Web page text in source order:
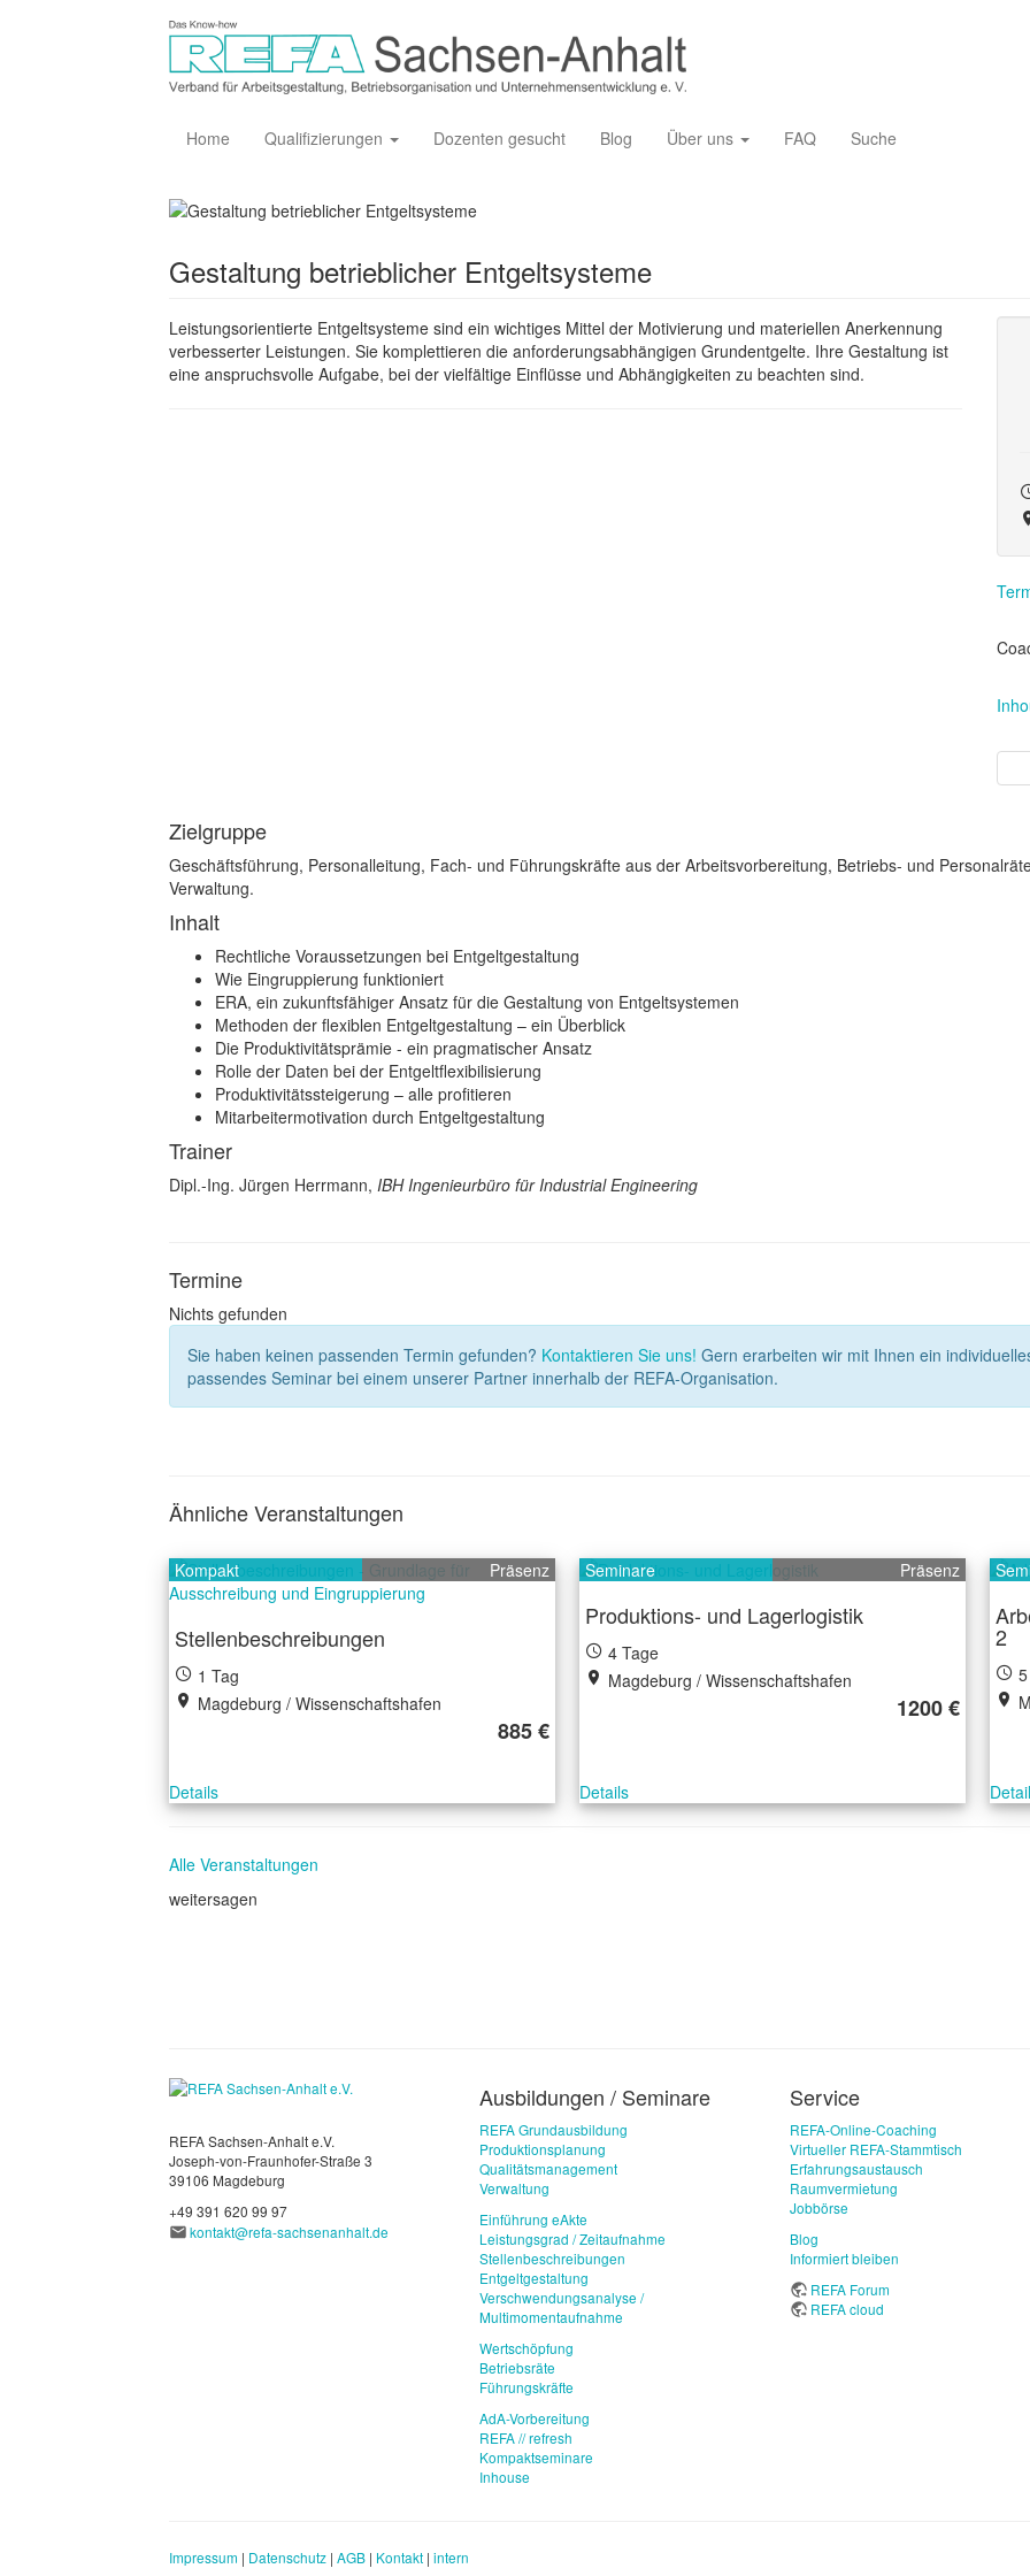
Home Qualifizierungen Dozenten gesucht Blog Über uns FAQ Suche
Gestaltung betrieblicher Entgeltsysteme
Leistungsorientierte Entgeltsysteme sind ein wichtiges Mittel der Motivierung und materiellen Anerkennung
verbesserter Leistungen. Sie komplettieren die anforderungsabhängigen Grundentgelte. Ihre Gestaltung ist
eine anspruchsvolle Aufgabe, bei der vielfältige Einflüsse und Abhängigkeiten zu beachten sind.
Zielgruppe
Geschäftsführung, Personalleitung, Fach- und Führungskräfte aus der Arbeitsvorbereitung, Betriebs- und
Verwaltung.
Inhalt
Rechtliche Voraussetzungen bei Entgeltgestaltung
Wie Eingruppierung funktioniert
ERA, ein zukunftsfähiger Ansatz für die Gestaltung von Entgeltsystemen
Methoden der flexiblen Entgeltgestaltung – ein Überblick
Die Produktivitätsprämie - ein pragmatischer Ansatz
Rolle der Daten bei der Entgeltflexibilisierung
Produktivitätssteigerung – alle profitieren
Mitarbeitermotivation durch Entgeltgestaltung
Trainer
Dipl.-Ing. Jürgen Herrmann, IBH Ingenieurbüro für Industrial Engineering
Termine
Nichts gefunden
Sie haben keinen passenden Termin gefunden? Kontaktieren Sie uns! Gern erarbeiten wir mit Ihnen ein
passendes Seminar bei einem unserer Partner innerhalb der REFA-Organisation.
Ähnliche Veranstaltungen
Kompakt Präsenz
Stellenbeschreibungen
1 Tag
Magdeburg / Wissenschaftshafen
885 €
Details
Seminare Präsenz
Produktions- und Lagerlogistik
4 Tage
Magdeburg / Wissenschaftshafen
1200 €
Details
2
Alle Veranstaltungen
weitersagen
REFA Sachsen-Anhalt e.V.
Joseph-von-Fraunhofer-Straße 3
39106 Magdeburg
+49 391 620 99 97
kontakt@refa-sachsenanhalt.de
Ausbildungen / Seminare
REFA Grundausbildung
Produktionsplanung
Qualitätsmanagement
Verwaltung
Einführung eAkte
Leistungsgrad / Zeitaufnahme
Stellenbeschreibungen
Entgeltgestaltung
Verschwendungsanalyse /
Multimomentaufnahme
Wertschöpfung
Betriebsräte
Führungskräfte
AdA-Vorbereitung
REFA // refresh
Kompaktseminare
Inhouse
Service
REFA-Online-Coaching
Virtueller REFA-Stammtisch
Erfahrungsaustausch
Raumvermietung
Jobbörse
Blog
Informiert bleiben
REFA Forum
REFA cloud
Impressum | Datenschutz | AGB | Kontakt | intern